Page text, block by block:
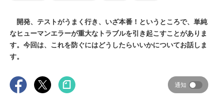
開発、テストがうまく行き、いざ本番！というところで、単純
なヒューマンエラーが重大なトラブルを引き起こすことがありま
す。今回は、これを防ぐにはどうしたらいいかについてお話しま
す。
通知